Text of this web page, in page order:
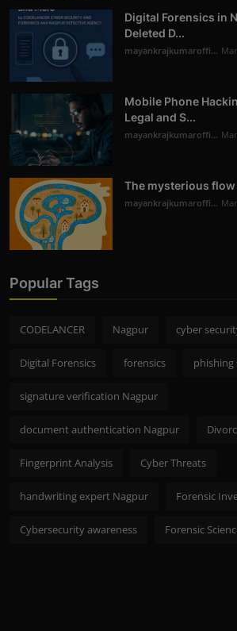
Digital Forensics in
Deleted D...
mayankrajkumaroffi...
Mobile Phone
Legal and S...
mayankrajkumaroffi...
The mysterious
mayankrajkumaroffi...
Popular Tags
CODELANCER Nagpur cyber
Digital Forensics forensics phishing
signature verification Nagpur
document authentication Nagpur
Fingerprint Analysis Cyber Threats
handwriting expert Nagpur Forensic
Cybersecurity awareness Forensic